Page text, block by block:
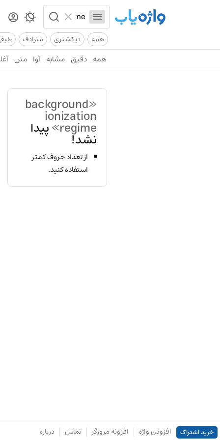
همه دیکشنری مترادف
همه دقیق مشابه آوا متن
«background
ionization
regime» پیدا
نشد!
از تعداد حروف کمتر
استفاده کنید.
خرید اشتراک افزودن واژه افزونه مرورگر تماس درباره